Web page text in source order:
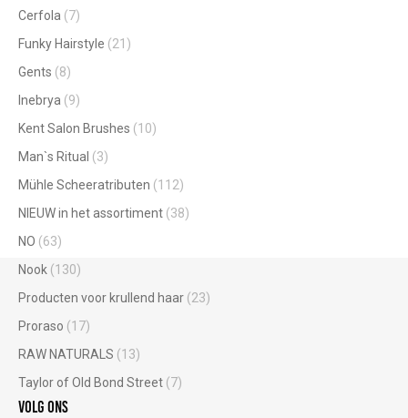
Cerfola (7)
Funky Hairstyle (21)
Gents (8)
Inebrya (9)
Kent Salon Brushes (10)
Man`s Ritual (3)
Mühle Scheeratributen (112)
NIEUW in het assortiment (38)
NO (63)
Nook (130)
Producten voor krullend haar (23)
Proraso (17)
RAW NATURALS (13)
Taylor of Old Bond Street (7)
Volg ons